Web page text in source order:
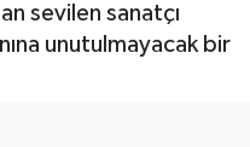
sevilen sanatçı
unutulmayacak bir
Fikstür